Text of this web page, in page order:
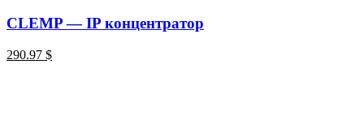
СLEMP — IP концентратор
290.97 $